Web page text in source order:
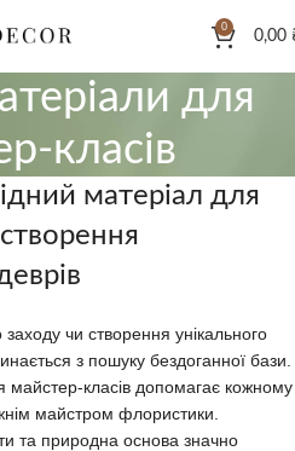
0
0,00
для
класів
матеріал для
заходу чи створення унікального
з пошуку бездоганної бази.
майстер-класів допомагає кожному
майстром флористики.
та природна основа значно